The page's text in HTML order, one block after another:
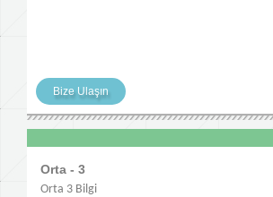
Bize Ulaşın
Orta - 3
Orta 3 Bilgi